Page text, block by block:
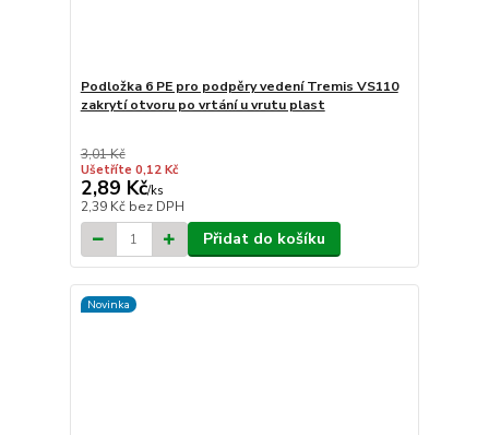
Podložka 6 PE pro podpěry vedení Tremis VS110
zakrytí otvoru po vrtání u vrutu plast
3,01 Kč
Ušetříte 0,12 Kč
2,89 Kč/ks
2,39 Kč bez DPH
Přidat do košíku
Novinka